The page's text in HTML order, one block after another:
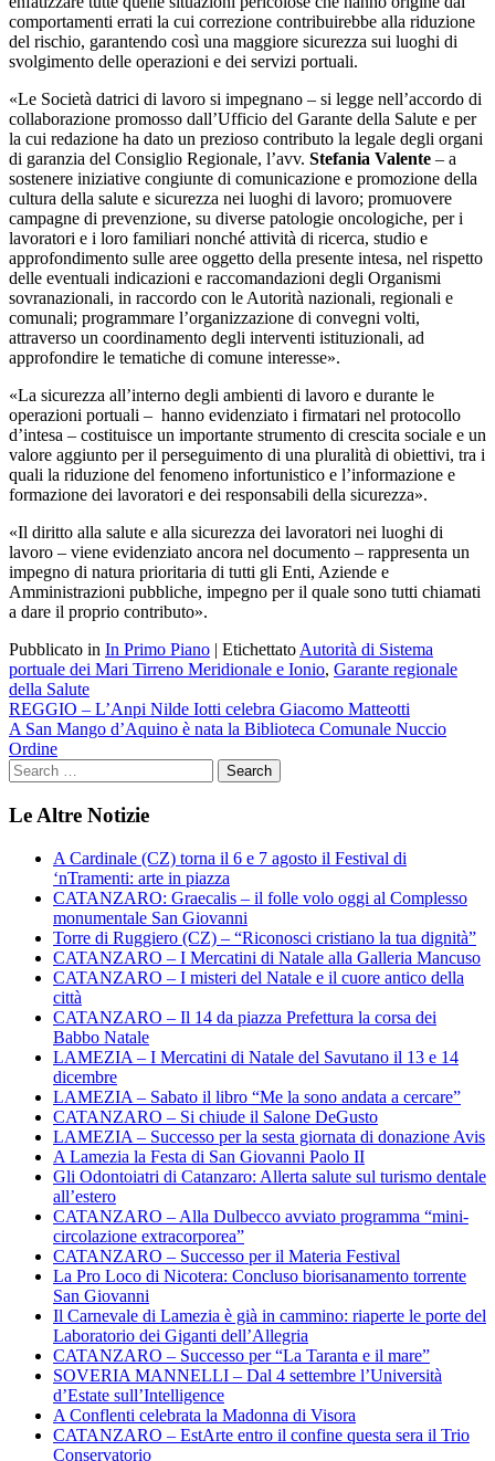
comportamenti errati la cui correzione contribuirebbe alla riduzione
del rischio, garantendo così una maggiore sicurezza sui luoghi di
svolgimento delle operazioni e dei servizi portuali.
«Le Società datrici di lavoro si impegnano – si legge nell’accordo di
collaborazione promosso dall’Ufficio del Garante della Salute e per
la cui redazione ha dato un prezioso contributo la legale degli organi
di garanzia del Consiglio Regionale, l’avv. Stefania Valente – a
sostenere iniziative congiunte di comunicazione e promozione della
cultura della salute e sicurezza nei luoghi di lavoro; promuovere
campagne di prevenzione, su diverse patologie oncologiche, per i
lavoratori e i loro familiari nonché attività di ricerca, studio e
approfondimento sulle aree oggetto della presente intesa, nel rispetto
delle eventuali indicazioni e raccomandazioni degli Organismi
sovranazionali, in raccordo con le Autorità nazionali, regionali e
comunali; programmare l’organizzazione di convegni volti,
attraverso un coordinamento degli interventi istituzionali, ad
approfondire le tematiche di comune interesse».
«La sicurezza all’interno degli ambienti di lavoro e durante le
operazioni portuali – hanno evidenziato i firmatari nel protocollo
d’intesa – costituisce un importante strumento di crescita sociale e un
valore aggiunto per il perseguimento di una pluralità di obiettivi, tra i
quali la riduzione del fenomeno infortunistico e l’informazione e
formazione dei lavoratori e dei responsabili della sicurezza».
«Il diritto alla salute e alla sicurezza dei lavoratori nei luoghi di
lavoro – viene evidenziato ancora nel documento – rappresenta un
impegno di natura prioritaria di tutti gli Enti, Aziende e
Amministrazioni pubbliche, impegno per il quale sono tutti chiamati
a dare il proprio contributo».
Pubblicato in In Primo Piano | EtichettatoAutorità di Sistema
portuale dei Mari Tirreno Meridionale e Ionio, Garante regionale
della Salute
Navigazione
articoli
REGGIO – L’Anpi Nilde Iotti celebra Giacomo Matteotti
A San Mango d’Aquino è nata la Biblioteca Comunale Nuccio
Ordine
Le Altre Notizie
A Cardinale (CZ) torna il 6 e 7 agosto il Festival di
‘nTramenti: arte in piazza
CATANZARO: Graecalis – il folle volo oggi al Complesso
monumentale San Giovanni
Torre di Ruggiero (CZ) – “Riconosci cristiano la tua dignità”
CATANZARO – I Mercatini di Natale alla Galleria Mancuso
CATANZARO – I misteri del Natale e il cuore antico della
città
CATANZARO – Il 14 da piazza Prefettura la corsa dei
Babbo Natale
LAMEZIA – I Mercatini di Natale del Savutano il 13 e 14
dicembre
LAMEZIA – Sabato il libro “Me la sono andata a cercare”
CATANZARO – Si chiude il Salone DeGusto
LAMEZIA – Successo per la sesta giornata di donazione Avis
A Lamezia la Festa di San Giovanni Paolo II
Gli Odontoiatri di Catanzaro: Allerta salute sul turismo dentale
all’estero
CATANZARO – Alla Dulbecco avviato programma “mini-
circolazione extracorporea”
CATANZARO – Successo per il Materia Festival
La Pro Loco di Nicotera: Concluso biorisanamento torrente
San Giovanni
Il Carnevale di Lamezia è già in cammino: riaperte le porte del
Laboratorio dei Giganti dell’Allegria
CATANZARO – Successo per “La Taranta e il mare”
SOVERIA MANNELLI – Dal 4 settembre l’Università
d’Estate sull’Intelligence
A Conflenti celebrata la Madonna di Visora
CATANZARO – EstArte entro il confine questa sera il Trio
Conservatorio